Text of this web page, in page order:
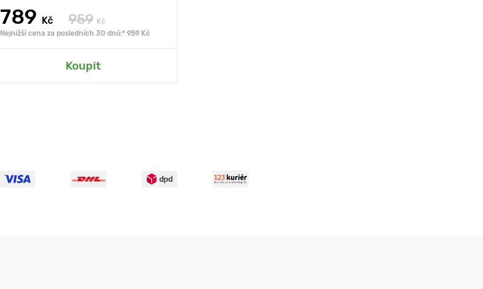
789 Kč 959
Kč
Nejnižší cena za posledních 30 dnů:* 959 Kč
Koupit